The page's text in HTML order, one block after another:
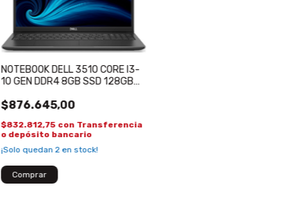
NOTEBOOK DELL 3510 CORE I3-
10 GEN DDR4 8GB SSD 128GB
$876.645,00
$832.812,75 con Transferencia
o depósito bancario
¡Solo quedan2 en stock!